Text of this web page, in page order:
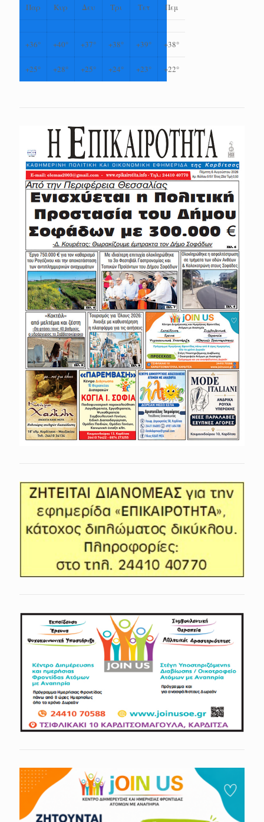
Παρ
Κυρ Δευ Τρι Τετ Πεμ
+36° +40° +37° +38° +39° +38°
+25° +28° +25° +24° +23° +22°